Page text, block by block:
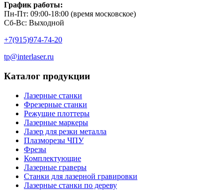
График работы:
Пн-Пт: 09:00-18:00 (время московское)
Сб-Вс: Выходной
+7(915)974-74-20
tp@interlaser.ru
Каталог продукции
Лазерные станки
Фрезерные станки
Режущие плоттеры
Лазерные маркеры
Лазер для резки металла
Плазморезы ЧПУ
Фрезы
Комплектующие
Лазерные граверы
Станки для лазерной гравировки
Лазерные станки по дереву